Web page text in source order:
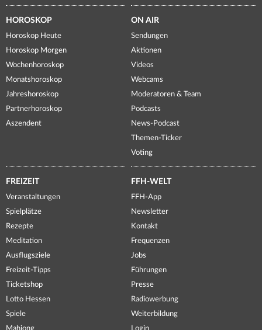
HOROSKOP
Horoskop Heute
Horoskop Morgen
Wochenhoroskop
Monatshoroskop
Jahreshoroskop
Partnerhoroskop
Aszendent
ON AIR
Sendungen
Aktionen
Videos
Webcams
Moderatoren & Team
Podcasts
News-Podcast
Themen-Ticker
Voting
FREIZEIT
Veranstaltungen
Spielplätze
Rezepte
Meditation
Ausflugsziele
Freizeit-Tipps
Ticketshop
Lotto Hessen
Spiele
FFH-WELT
FFH-App
Newsletter
Kontakt
Frequenzen
Jobs
Führungen
Presse
Radiowerbung
Weiterbildung